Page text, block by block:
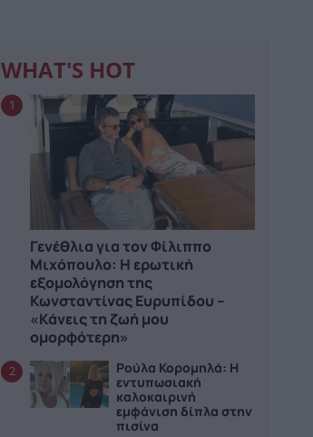
WHAT'S HOT
1
Γενέθλια για τον Φίλιππο
Μιχόπουλο: Η ερωτική
εξομολόγηση της
Κωνσταντίνας Ευρυπίδου –
«Κάνεις τη ζωή μου
ομορφότερη»
2
Ρούλα Κορομηλά: Η
εντυπωσιακή
καλοκαιρινή
εμφάνιση δίπλα στην
πισίνα